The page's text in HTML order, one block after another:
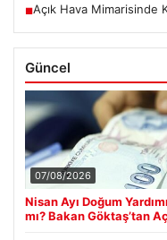
■Açık Hava Mimarisinde
Güncel
07/08/2026
Nisan Ayı Doğum
mı? Bakan Göktaş’tan